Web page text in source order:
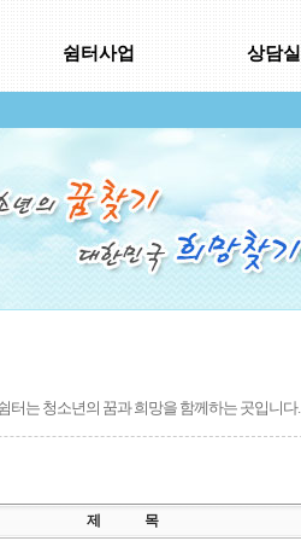
쉼터사업 상담실
터는 청소년의 꿈과 희망을 함께하는 곳입니다.
제 목